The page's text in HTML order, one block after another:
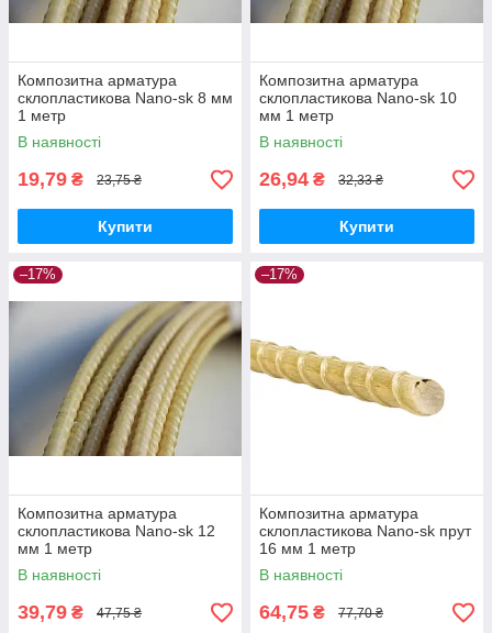
Композитна арматура
склопластикова Nano-sk 8 мм
1 метр
В наявності
19,79 ₴ 23,75 ₴
Купити
Композитна арматура
склопластикова Nano-sk 10
мм 1 метр
В наявності
26,94 ₴ 32,33 ₴
Купити
–17%
Композитна арматура
склопластикова Nano-sk 12
мм 1 метр
В наявності
39,79 ₴ 47,75 ₴
–17%
Композитна арматура
склопластикова Nano-sk прут
16 мм 1 метр
В наявності
64,75 ₴ 77,70 ₴